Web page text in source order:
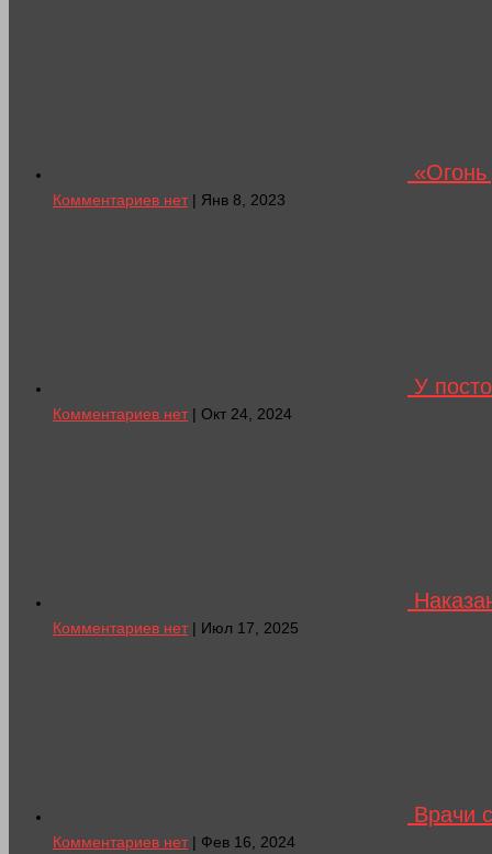
Комментариев нет| Янв 8, 2023
У
Комментариев нет| Окт 24, 2024
Комментариев нет| Июл 17, 2025
Врачи
Комментариев нет| Фев 16, 2024